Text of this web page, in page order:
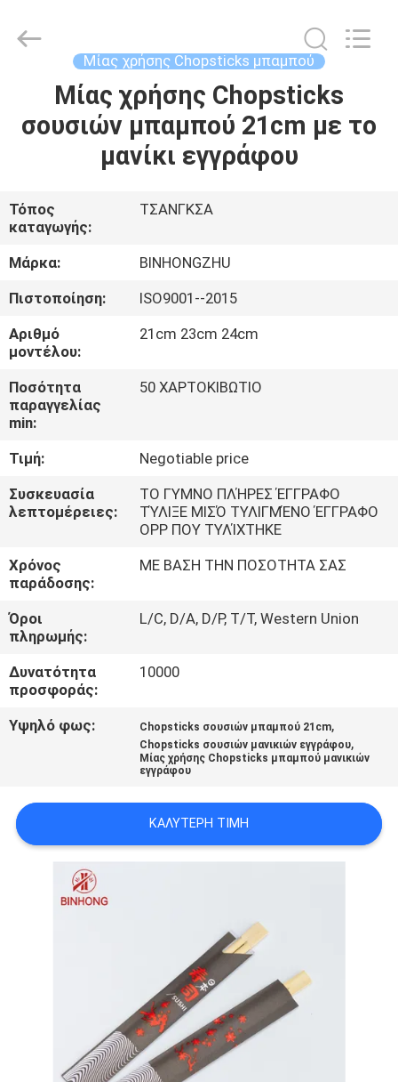
ΣΠΊΤΙ
ΠΡΟΪΌΝΤΑ
ΠΕΡΊΠΟΥ
ΕΜΕΊΣ
ΓΎΡΟΣ
ΕΡΓΟΣΤΑΣΊΩΝ
ΠΟΙΟΤΙΚΌΣ
ΈΛΕΓΧΟΣ
ΜΑΣ
ΕΛΆΤΕ
ΕΠΑΦΉ
ΜΕ
ΕΙΔΉΣΕΙΣ
SITEMAP
and
Export
Μίας χρήσης Chopsticks μπαμπού
Μίας χρήσης Chopsticks
σουσιών μπαμπού 21cm με το
μανίκι εγγράφου
Τόπος
καταγωγής:
ΤΣΑΝΓΚΣΑ
Μάρκα:
BINHONGZHU
Πιστοποίηση:
ISO9001--2015
Αριθμό
μοντέλου:
21cm 23cm 24cm
Ποσότητα
παραγγελίας
min:
50 ΧΑΡΤΟΚΙΒΩΤΙΟ
Τιμή:
Negotiable price
Συσκευασία
λεπτομέρειες:
ΤΟ ΓΥΜΝΟ ΠΛΉΡΕΣ ΈΓΓΡΑΦΟ
ΤΎΛΙΞΕ ΜΙΣΌ ΤΥΛΙΓΜΈΝΟ ΈΓΓΡΑΦΟ
OPP ΠΟΥ ΤΥΛΊΧΤΗΚΕ
Χρόνος
παράδοσης:
ΜΕ ΒΑΣΗ ΤΗΝ ΠΟΣΟΤΗΤΑ ΣΑΣ
Όροι
πληρωμής:
L/C, D/A, D/P, T/T, Western Union
Δυνατότητα
προσφοράς:
10000
Υψηλό φως: Chopsticks σουσιών μπαμπού 21cm,
Chopsticks σουσιών μανικιών εγγράφου,
Μίας χρήσης Chopsticks μπαμπού μανικιών
εγγράφου
ΚΑΛΎΤΕΡΗ ΤΙΜΉ